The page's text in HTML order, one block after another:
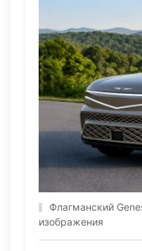
Флагманский
изображения